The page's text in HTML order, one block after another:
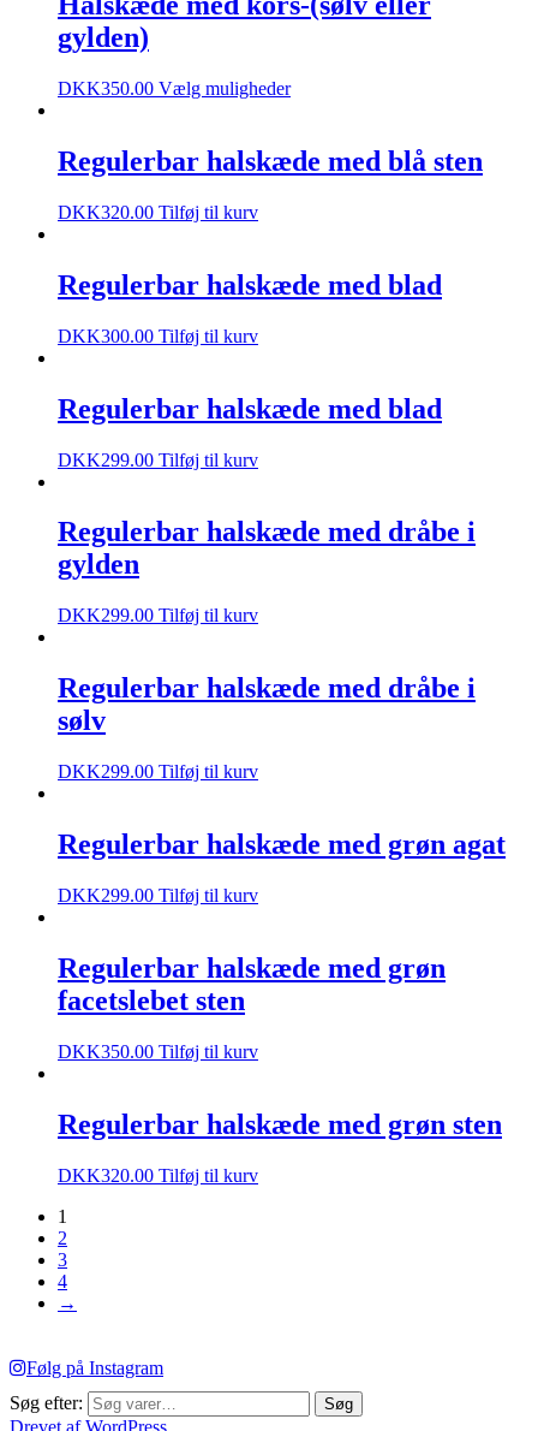
gylden)
DKK350.00 Vælg muligheder
Regulerbar halskæde med blå sten
DKK320.00 Tilføj til kurv
Regulerbar halskæde med blad
DKK300.00 Tilføj til kurv
Regulerbar halskæde med blad
DKK299.00 Tilføj til kurv
Regulerbar halskæde med dråbe i
gylden
DKK299.00 Tilføj til kurv
Regulerbar halskæde med dråbe i
sølv
DKK299.00 Tilføj til kurv
Regulerbar halskæde med grøn agat
DKK299.00 Tilføj til kurv
Regulerbar halskæde med grøn
facetslebet sten
DKK350.00 Tilføj til kurv
Regulerbar halskæde med grøn sten
DKK320.00 Tilføj til kurv
1
2
3
4
→
Følg på Instagram
Søg efter:
Søg
Drevet af WordPress